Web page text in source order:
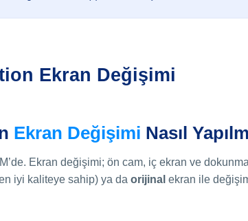
Ekran Değişimi
Ekran Değişimi Nasıl
Ekran değişimi; ön cam, iç ekran ve
iyi kaliteye sahip) ya da orijinal ekran ile